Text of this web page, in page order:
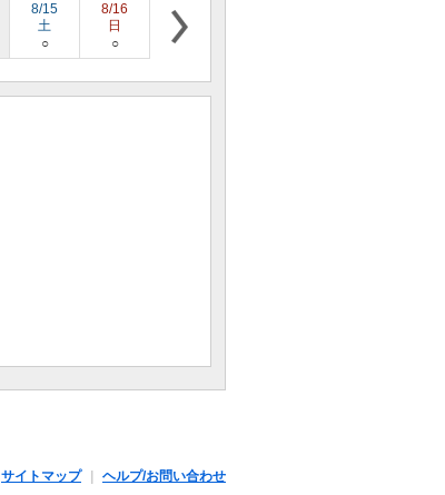
8/15
土
○
8/16
日
○
8/17
月
サイトマップ ヘルプ/お問い合わせ